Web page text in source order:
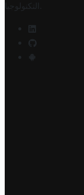
التكنولوجيا